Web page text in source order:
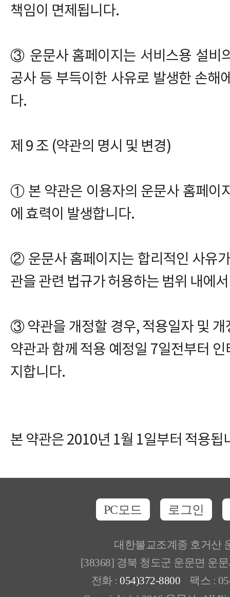
책임이 면제됩니다.
③ 운문사 홈페이지는 서비스용 설비
공사 등 부득이한 사유로 발생한 손해
다.
제 9 조 (약관의 명시 및 변경)
① 본 약관은 이용자의 운문사 홈페이
에 효력이 발생합니다.
② 운문사 홈페이지는 합리적인 사유
관을 관련 법규가 허용하는 범위 내에
③ 약관을 개정할 경우, 적용일자 및 개
약관과 함께 적용 예정일 7일전부터
지합니다.
본 약관은 2010년 1월 1일부터 적용됩
PC모드 로그인
대한불교조계종 호거산
[38368] 경북 청도군 운문면 운
전화 : 054)372-8800 팩스 :